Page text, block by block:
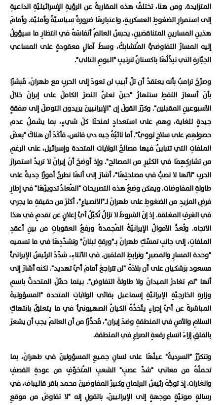
المتزايدة. ومن هنا، تختلفُ هذه المقاربةُ عن الرؤيةِ الإسرائيليّةِ الداعيةِ
إلى استمرارِ الضغوطِ العسكريةِ، واعتبارهَا ضرورةً سياسيّةً وأمنيّة. وأمامَ
هذينِ المسارينِ المتناقضينِ، يحبسُ العالمُ أنفاسَهُ في انتظارِ ما سيؤولُ
إليه المسارُ التفاوضيُّ المُتشابكُ، وسطَ آمالٍ معقودةٍ على المساعي
الجبّارةِ التي تبذُلُهَا باكستانُ لترتيبِ "اليومِ التالي".
وصرّحَ ترامبُ بأنه يعتقدُ أن تلّ أبيب لن تعودَ إلى الحربِ مع طهرانَ، مُبشرًا
بأنَ أسعارَ النفطِ ستنهارُ "حينَ نعلنُ النصرَ الكاملَ على إيرانَ خلالَ
الأسبوعينِ المقبلين". وكرّرَ القولَ إن "الإيرانيينَ يريدون التوصلَ إلى صفقةٍ
جيدةٍ للغاية، وهم على استعدادٍ لمنحنَا كلَ شيءٍ، بما يشملُ عدم
حصولِهِم على سلاحٍ نوويّ". أما نائبُهُ جيه دي فانس، فأكَدَ أن هناكَ "بعضَ
الملفاتِ التي تتباينُ فيها مصالحُ الولايات المتحدة وإسرائيل، على الرغمِ
من تشاركِهِمَا في الكثيرِ من المصالح". وإذ أوضحَ أنَ إيرانَ لا تريدُ استمرارَ
الحربِ "لأنها لا تصبُّ في مصلحتِهَا"، أشارَ إلى أنهَا تطرحُ أمورًا جديةً على
طاولةِ المفاوضات. ويمكن وضعُ هذه التصريحات "المُعادُ تدويرُهَا" في إطارِ
فرضِ المزيدِ من الضغوطِ على طهرانَ لـ"الانصياعِ"، أكثرَ من حقيقةِ ما يجري
في الغرفِ المغلقة. إذ إنَ الشروطَ لا تزالُ تُكبّلُ أيَّ إعلانٍ عن تقدمٍ في هذا
الاتجاه. وتُعدُّ الأموالُ الإيرانيّةُ المُجمدةُ ورفعُ العقوباتِ من بينِ أعقدِ
الملفاتِ، إلى جانبِ تمسّكِ طهرانَ بـ"ورقةِ لبنانَ" وتشدّدِهَا في ما تسميه
"وحدة المسارِ والمصيرِ" وترابطِ الملفين. في الأثناءِ، شدّدَ الرئيسُ الإيرانيُّ
مسعود بزشكيان على أن بلادَهُ "لن تتراجعَ أمامَ أيِّ تهديد". لكنه أشارَ إلى
أنها "لم تغادرْ الميدانَ ولا طاولةَ التفاوض". بينما حمّلَ المتحدثُ باسمِ
وزارةِ الخارجيّةِ الإيرانيّةِ إسماعيل بقائي الولاياتِ المتحدة "المسؤوليةَ
المباشرةَ عن أيِّ إجراءٍ يتّخذُهُ الكيانُ الصهيونيُّ في ما يتعلقُ بانتهاكِ
السلامِ والأمنِ في المنطقةِ وضدَ إيران"، مُحذّرًا من أن العالمَ يجب أن يشعرَ
بالقلقِ إزاءَ اتساعِ رقعةِ الصراعِ في المنطقة.
وتتكرّرُ "السرديةُ" عينُهَا على لسانِ جميعِ المسؤولينَ في طهرانَ، بما
تحملُهُ من معاني "شدِّ عصبِ" الشعبِ المُتخوّفِ من عودةِ القصفِ
والغارات. إذ توجَّهَ رئيسُ البرلمانِ وكبيرُ المفاوضينَ محمد باقر قاليباف، في
رسالةٍ صوتيّةٍ موجهةٍ إلى الإيرانيينَ، بالقولِ إنه "لا تفاوضَ من موقعِ